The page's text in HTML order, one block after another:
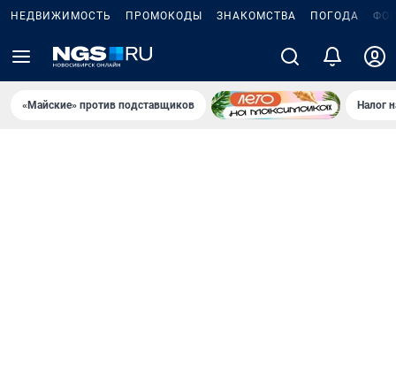
НЕДВИЖИМОСТЬ ПРОМОКОДЫ ЗНАКОМСТВА ПОГОДА
«Майские» против подставщиков Налог